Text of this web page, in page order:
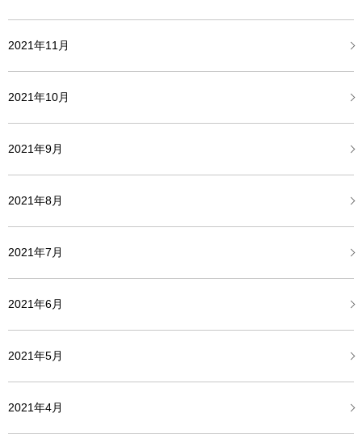
2021年11月
2021年10月
2021年9月
2021年8月
2021年7月
2021年6月
2021年5月
2021年4月